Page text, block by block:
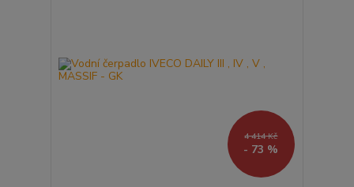
4 414 Kč
- 73 %